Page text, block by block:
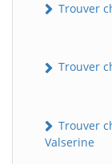
Trouver
Trouver
Trouver
Valserine